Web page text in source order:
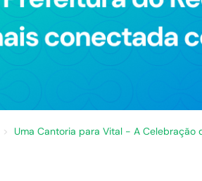
Uma Cantoria para Vital - A Celebração